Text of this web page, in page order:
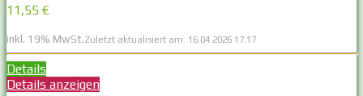
11,55 €
inkl. 19% MwSt.Zuletzt aktualisiert am: 16.04.2026 17:17
Details
Details anzeigen